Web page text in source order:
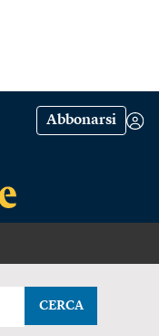
Abbonarsi
CERCA